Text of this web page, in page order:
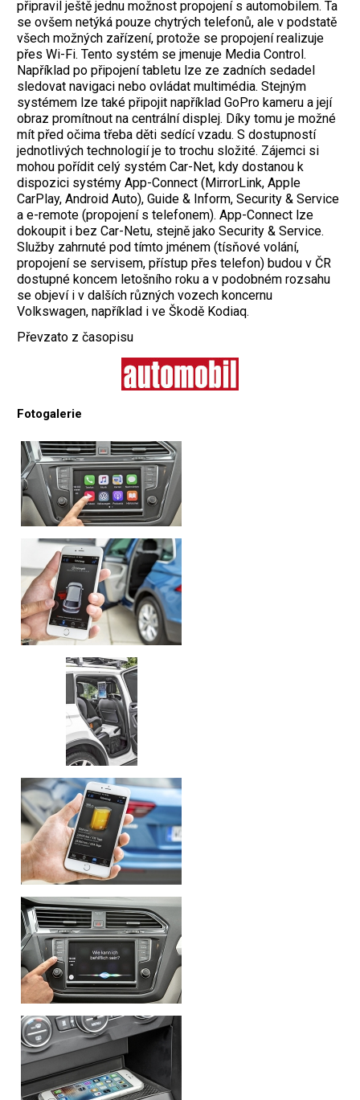
připravil ještě jednu možnost propojení s automobilem. Ta
se ovšem netýká pouze chytrých telefonů, ale v podstatě
všech možných zařízení, protože se propojení realizuje
přes Wi-Fi. Tento systém se jmenuje Media Control.
Například po připojení tabletu lze ze zadních sedadel
sledovat navigaci nebo ovládat multimédia. Stejným
systémem lze také připojit například GoPro kameru a její
obraz promítnout na centrální displej. Díky tomu je možné
mít před očima třeba děti sedící vzadu. S dostupností
jednotlivých technologií je to trochu složité. Zájemci si
mohou pořídit celý systém Car-Net, kdy dostanou k
dispozici systémy App-Connect (MirrorLink, Apple
CarPlay, Android Auto), Guide & Inform, Security & Service
a e-remote (propojení s telefonem). App-Connect lze
dokoupit i bez Car-Netu, stejně jako Security & Service.
Služby zahrnuté pod tímto jménem (tísňové volání,
propojení se servisem, přístup přes telefon) budou v ČR
dostupné koncem letošního roku a v podobném rozsahu
se objeví i v dalších různých vozech koncernu
Volkswagen, například i ve Škodě Kodiaq.
Převzato z časopisu
Fotogalerie